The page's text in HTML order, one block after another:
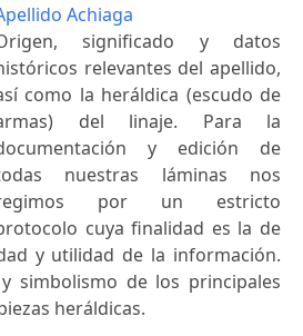
Achiaga
significado y datos
relevantes del apellido,
como la heráldica (escudo de
del linaje. Para la
y edición de
nuestras láminas nos
por un estricto
cuya finalidad es la de
y utilidad de la información.
simbolismo de los principales
heráldicas.